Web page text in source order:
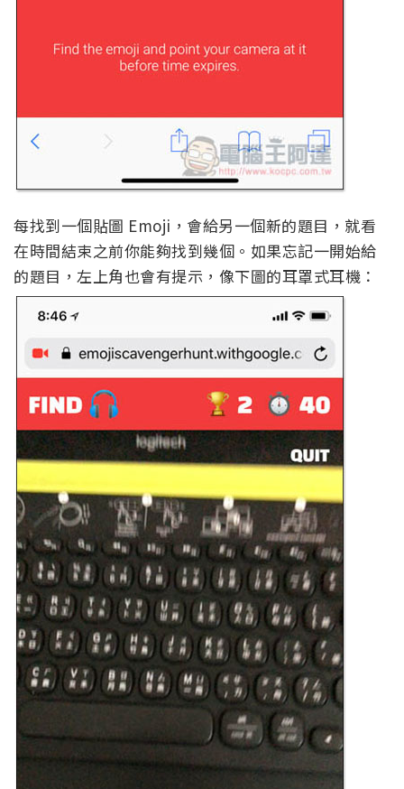
每找到一個貼圖 Emoji，會給另一個新的題目，就看
在時間結束之前你能夠找到幾個。如果忘記一開始給
的題目，左上角也會有提示，像下圖的耳罩式耳機：